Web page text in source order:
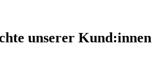
unserer Kund:innen